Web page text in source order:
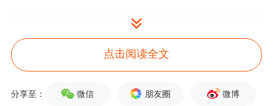
点击阅读全文
分享至： 微信 朋友圈 微博